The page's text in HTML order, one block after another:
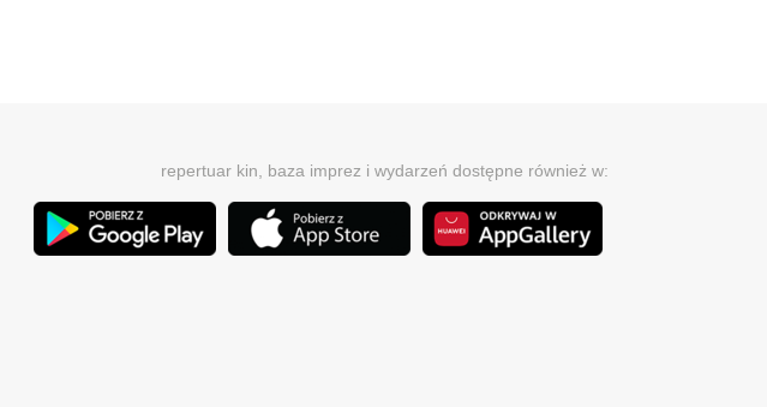
repertuar kin, baza imprez i wydarzeń dostępne również w: